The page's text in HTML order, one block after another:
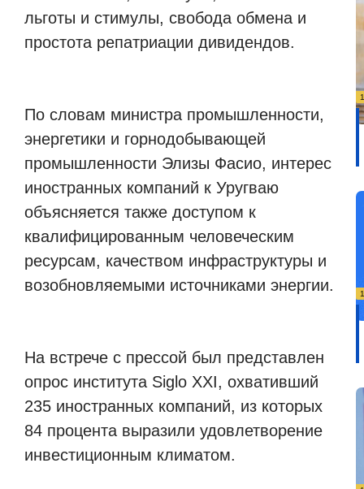
льготы и стимулы, свобода обмена и
простота репатриации дивидендов.
По словам министра промышленности,
энергетики и горнодобывающей
промышленности Элизы Фасио, интерес
иностранных компаний к Уругваю
объясняется также доступом к
квалифицированным человеческим
ресурсам, качеством инфраструктуры и
возобновляемыми источниками энергии.
На встрече с прессой был представлен
опрос института Siglo XXI, охвативший
235 иностранных компаний, из которых
84 процента выразили удовлетворение
инвестиционным климатом.